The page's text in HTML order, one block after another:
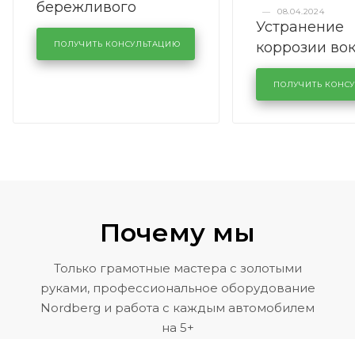
бережливого
производства в
кузовном сервисе
KUTUZOVV
ПОЛУЧИТЬ КОНСУЛЬТАЦИЮ
—
08.04.2024
Устранение
коррозии
лобового
районе
Volkswagen
ПОЛУЧИТЬ
Почему мы
Только грамотные мастера с золотыми
руками, профессиональное оборудование
Nordberg и работа с каждым автомобилем
на 5+